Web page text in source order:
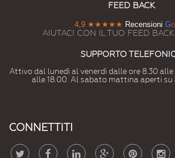
FEED BACK
4,9 ★★★★★ Recensioni Go
AIUTACI CON IL TUO FEED
SUPPORTO
Attivo dal lunedì al venerdì dalle ore 8.30 alle
alle 18.00. Al sabato mattina aperti
CONNETTITI